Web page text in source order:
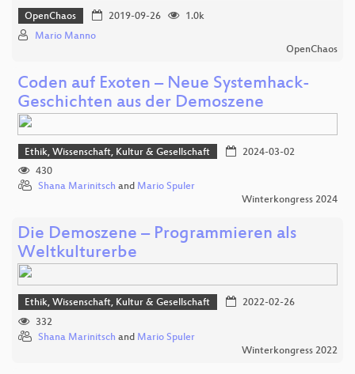
OpenChaos 2019-09-26
1.0k
Mario Manno
OpenChaos
Coden auf Exoten – Neue Systemhack-
Geschichten aus der Demoszene
Ethik, Wissenschaft, Kultur & Gesellschaft
2024-03-02
430
Shana Marinitsch and Mario Spuler
Winterkongress 2024
Die Demoszene – Programmieren als
Weltkulturerbe
Ethik, Wissenschaft, Kultur & Gesellschaft
2022-02-26
332
Shana Marinitsch and Mario Spuler
Winterkongress 2022